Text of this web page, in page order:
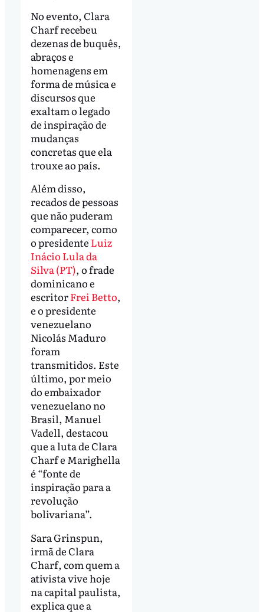
No evento, Clara
Charf recebeu
dezenas de buquês,
abraços e
homenagens em
forma de música e
discursos que
exaltam o legado
de inspiração de
mudanças
concretas que ela
trouxe ao país.
Além disso,
recados de pessoas
que não puderam
comparecer, como
o presidente Luiz
Inácio Lula da
Silva (PT), o frade
dominicano e
escritorFrei Betto,
e o presidente
venezuelano
Nicolás Maduro
foram
transmitidos. Este
último, por meio
do embaixador
venezuelano no
Brasil, Manuel
Vadell, destacou
que a luta de Clara
Charf e Marighella
é “fonte de
inspiração para a
revolução
bolivariana”.
Sara Grinspun,
irmã de Clara
Charf, com quem a
ativista vive hoje
na capital paulista,
explica que a